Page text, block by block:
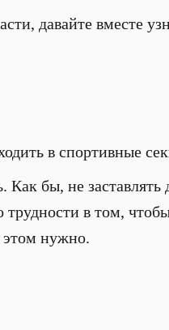
давайте вместе
в спортивные
Как бы, не заставлять
трудности в том,
этом нужно.